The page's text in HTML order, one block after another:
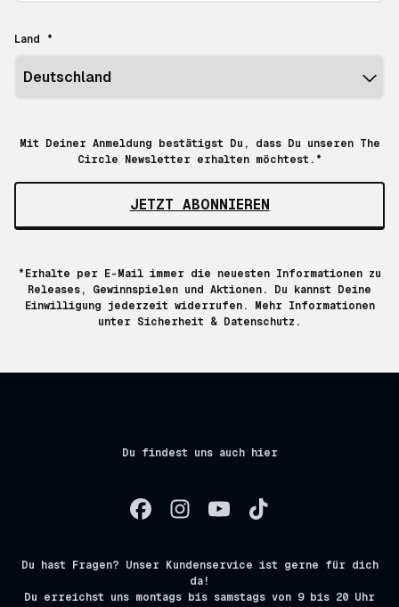
Land *
Mit Deiner Anmeldung bestätigst Du, dass Du unseren The
Circle Newsletter erhalten möchtest.*
JETZT ABONNIEREN
*Erhalte per E-Mail immer die neuesten Informationen zu
Releases, Gewinnspielen und Aktionen. Du kannst Deine
Einwilligung jederzeit widerrufen. Mehr Informationen
unter Sicherheit & Datenschutz.
Du findest uns auch hier
Du hast Fragen? Unser Kundenservice ist gerne für dich
da!
Du erreichst uns montags bis samstags von 9 bis 20 Uhr